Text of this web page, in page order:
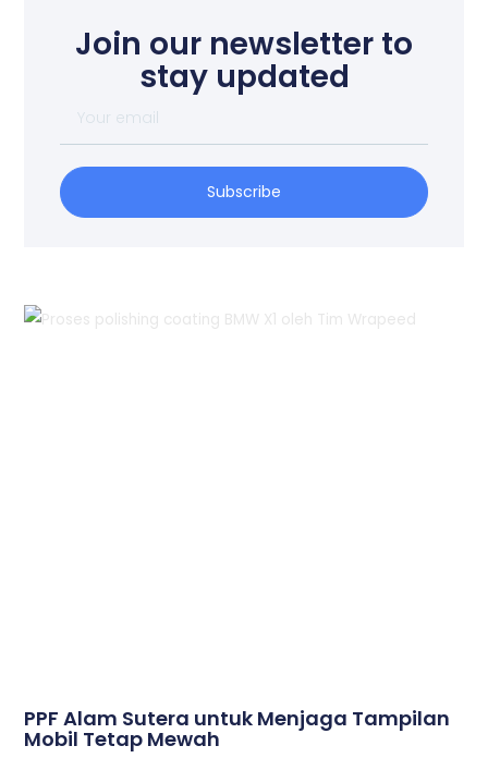
Join our newsletter to
stay updated
email
Subscribe
PPF Alam Sutera untuk Menjaga Tampilan
Mobil Tetap Mewah